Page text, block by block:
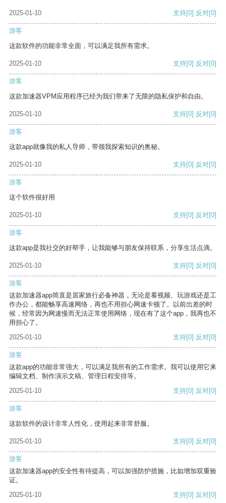
2025-01-10 支持[0] 反对[0]
游客
这款软件的功能非常全面，可以满足我所有需求。
2025-01-10 支持[0] 反对[0]
游客
这款加速器VPM应用程序已经为我们带来了无限的隐私保护和自由。
2025-01-10 支持[0] 反对[0]
游客
这款app就像我的私人导师，带领我探索知识的奥秘。
2025-01-10 支持[0] 反对[0]
游客
这个软件很好用
2025-01-10 支持[0] 反对[0]
游客
这款app是我社交的好帮手，让我能够与朋友保持联系，分享生活点滴。
2025-01-10 支持[0] 反对[0]
游客
这款加速器app简直是居家旅行必备神器，无论是看视频、玩游戏还是工
作办公，都能畅享高速网络，再也不用担心网速卡顿了。以前出差的时
候，经常因为网速慢而无法正常使用网络，现在有了这个app，我再也不
用担心了。
2025-01-10
支持[0] 反对[0]
游客
这款app的功能非常强大，可以满足我所有的工作需求。我可以使用它来
编辑文档、制作演示文稿、管理日程安排等。
2025-01-10
支持[0] 反对[0]
游客
这款软件的设计非常人性化，使用起来非常舒服。
2025-01-10 支持[0] 反对[0]
游客
这款加速器app的安全性有待提高，可以加强防护措施，比如增加双重验
证。
2025-01-10
支持[0] 反对[0]